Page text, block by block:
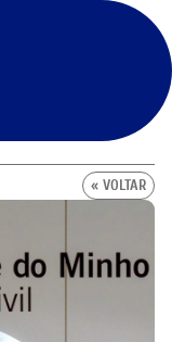
« VOLTAR